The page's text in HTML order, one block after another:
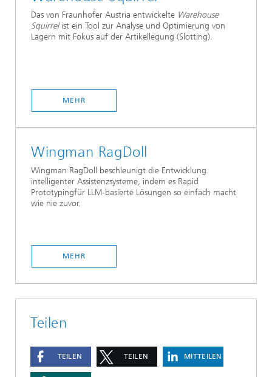
Das von Fraunhofer Austria entwickelte Warehouse
Squirrelist ein Tool zur Analyse und Optimierung von
Lagern mit Fokus auf der Artikellegung (Slotting).
MEHR
Wingman RagDoll
Wingman RagDoll beschleunigt die Entwicklung
intelligenter Assistenzsysteme, indem es Rapid
Prototypingfür LLM-basierte Lösungen so einfach macht
wie nie zuvor.
MEHR
Teilen
TEILEN TEILEN MITTEILEN